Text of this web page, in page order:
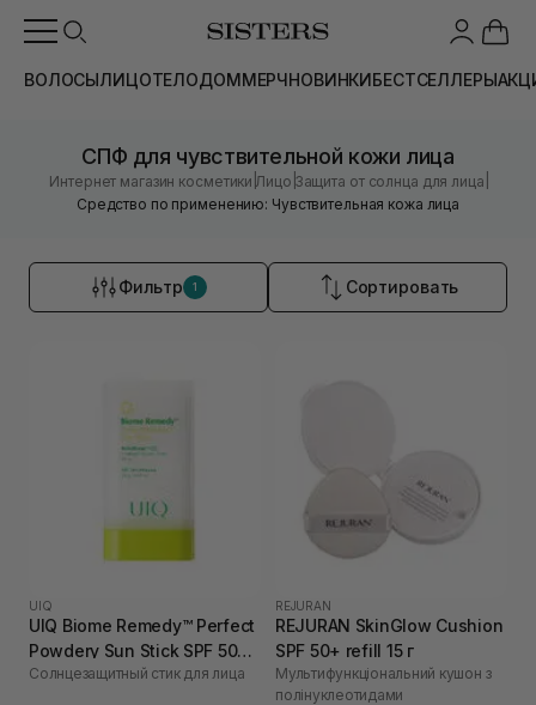
ВОЛОСЫЛИЦОТЕЛОДОММЕРЧНОВИНКИБЕСТСЕЛЛЕРЫ
СПФ для чувствительной кожи лица
Интернет магазин косметики |Лицо Защита от солнца для лица
Средство по применению: Чувствительная кожа лица
Фильтр 1 Сортировать
UIQ
UIQ Biome Remedy™ Perfect
Powdery Sun Stick SPF 50+
PA++++ 18 г
Солнцезащитный стик для лица
REJURAN
REJURAN SkinGlow Cushion
SPF 50+ refill 15 г
Мультифункціональний кушон з
полінуклеотидами